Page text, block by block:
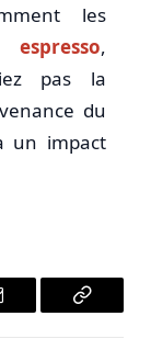
les
espresso,
pas la
du
un impact
Copy